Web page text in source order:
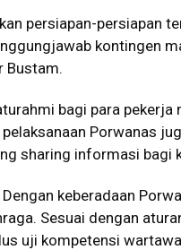
persiapan-persiapan
kontingen
Bustam.
bagi para pekerja
Porwanas
sharing informasi bagi
keberadaan
Sesuai dengan
uji kompetensi